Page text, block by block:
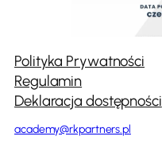
Polityka Prywatności
Regulamin
Deklaracja dostępności
academy@rkpartners.pl